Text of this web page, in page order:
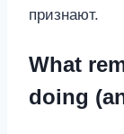
признают.
What
doing